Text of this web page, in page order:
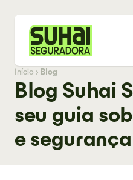
Início › Blog
Blog Suhai
seu guia
e segurança